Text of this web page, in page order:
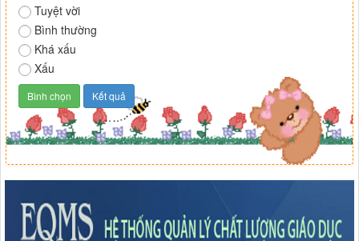
Tuyệt vời
Bình thường
Khá xấu
Xấu